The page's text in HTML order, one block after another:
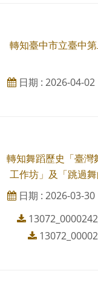
轉知臺中市立臺中
日期 : 2026-04-02
轉知舞蹈歷史「臺灣
工作坊」及「跳過
日期 : 2026-03-30